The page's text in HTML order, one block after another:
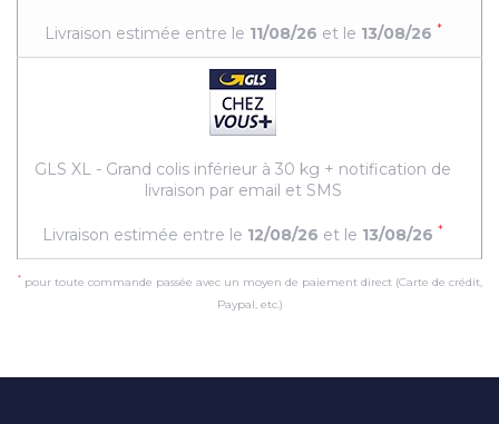
Livraison estimée entre le 11/08/26 et le 13/08/26 *
GLS XL - Grand colis inférieur à 30 kg + notification de
livraison par email et SMS
Livraison estimée entre le 12/08/26 et le 13/08/26 *
*pour toute commande passée avec un moyen de paiement direct (Carte de crédit,
Paypal, etc.)